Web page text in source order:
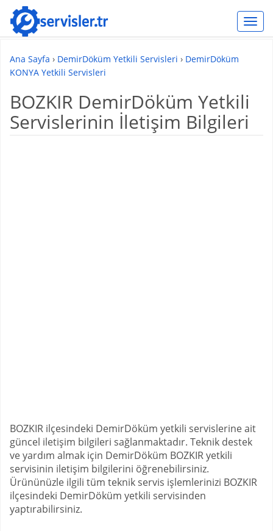
Ana Sayfa › DemirDöküm Yetkili Servisleri › DemirDöküm
KONYA Yetkili Servisleri
BOZKIR DemirDöküm Yetkili
Servislerinin İletişim Bilgileri
BOZKIR ilçesindeki DemirDöküm yetkili servislerine ait
güncel iletişim bilgileri sağlanmaktadır. Teknik destek
ve yardım almak için DemirDöküm BOZKIR yetkili
servisinin iletişim bilgilerini öğrenebilirsiniz.
Ürününüzle ilgili tüm teknik servis işlemlerinizi BOZKIR
ilçesindeki DemirDöküm yetkili servisinden
yaptırabilirsiniz.